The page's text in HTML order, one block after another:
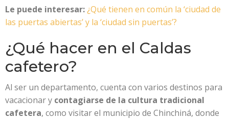
Le puede interesar: ¿Qué tienen en común la ‘ciudad de
las puertas abiertas’ y la ‘ciudad sin puertas’?
¿Qué hacer en el Caldas
cafetero?
Al ser un departamento, cuenta con varios destinos para
vacacionar y contagiarse de la cultura tradicional
cafetera, como visitar el municipio de Chinchiná, donde